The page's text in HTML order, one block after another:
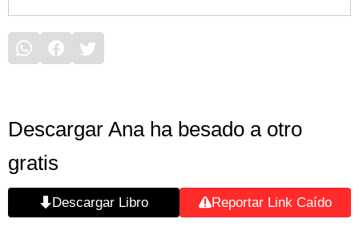
Descargar Ana ha besado a otro
gratis
Descargar Libro Reportar Link Caído